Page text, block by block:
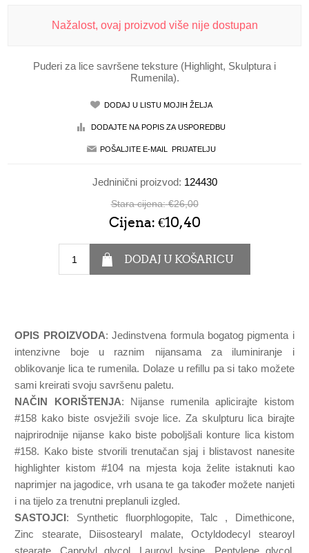
Nažalost, ovaj proizvod više nije dostupan
Puderi za lice savršene teksture (Highlight, Skulptura i
Rumenila).
Jedninični proizvod: 124430
Stara cijena: €26,00
Cijena: €10,40
OPIS PROIZVODA: Jedinstvena formula bogatog pigmenta i
intenzivne boje u raznim nijansama za iluminiranje i
oblikovanje lica te rumenila. Dolaze u refillu pa si tako možete
sami kreirati svoju savršenu paletu.
NAČIN KORIŠTENJA: Nijanse rumenila aplicirajte kistom
#158 kako biste osvježili svoje lice. Za skulpturu lica birajte
najprirodnije nijanse kako biste poboljšali konture lica kistom
#158. Kako biste stvorili trenutačan sjaj i blistavost nanesite
highlighter kistom #104 na mjesta koja želite istaknuti kao
naprimjer na jagodice, vrh usana te ga također možete nanjeti
i na tijelo za trenutni preplanuli izgled.
SASTOJCI : Synthetic fluorphlogopite, Talc , Dimethicone,
Zinc stearate, Diisostearyl malate, Octyldodecyl stearoyl